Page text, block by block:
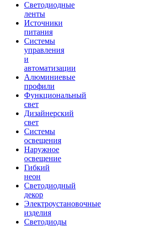
Светодиодные
ленты
Источники
питания
Системы
управления
и
автоматизации
Алюминиевые
профили
Функциональный
свет
Дизайнерский
свет
Системы
освещения
Наружное
освещение
Гибкий
неон
Светодиодный
декор
Электроустановочные
изделия
Светодиоды